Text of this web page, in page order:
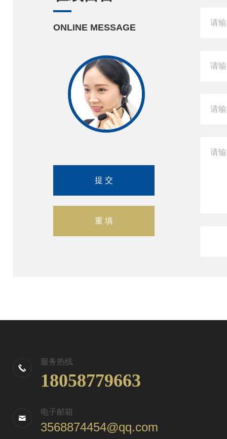
ONLINE MESSAGE
服务热线
18058779663
电子邮箱
3568874454@qq.com